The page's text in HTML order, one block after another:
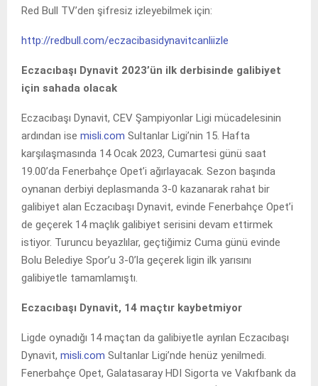
Red Bull TV’den şifresiz izleyebilmek için:
http://redbull.com/eczacibasidynavitcanliizle
Eczacıbaşı Dynavit 2023’ün ilk derbisinde galibiyet
için sahada olacak
Eczacıbaşı Dynavit, CEV Şampiyonlar Ligi mücadelesinin
ardından ise misli.com Sultanlar Ligi’nin 15. Hafta
karşılaşmasında 14 Ocak 2023, Cumartesi günü saat
19.00’da Fenerbahçe Opet’i ağırlayacak. Sezon başında
oynanan derbiyi deplasmanda 3-0 kazanarak rahat bir
galibiyet alan Eczacıbaşı Dynavit, evinde Fenerbahçe Opet’i
de geçerek 14 maçlık galibiyet serisini devam ettirmek
istiyor. Turuncu beyazlılar, geçtiğimiz Cuma günü evinde
Bolu Belediye Spor’u 3-0’la geçerek ligin ilk yarısını
galibiyetle tamamlamıştı.
Eczacıbaşı Dynavit, 14 maçtır kaybetmiyor
Ligde oynadığı 14 maçtan da galibiyetle ayrılan Eczacıbaşı
Dynavit, misli.com Sultanlar Ligi’nde henüz yenilmedi.
Fenerbahçe Opet, Galatasaray HDI Sigorta ve Vakıfbank da